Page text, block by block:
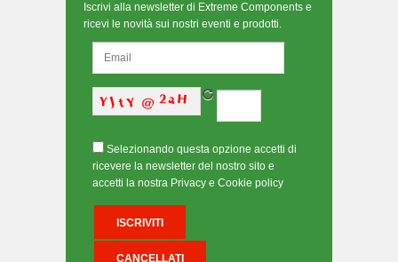
Iscrivi alla newsletter di Extreme Components e
ricevi le novità sui nostri eventi e prodotti.
Selezionando questa opzione accetti di
ricevere la newsletter del nostro sito e
accetti la nostra Privacy e Cookie policy